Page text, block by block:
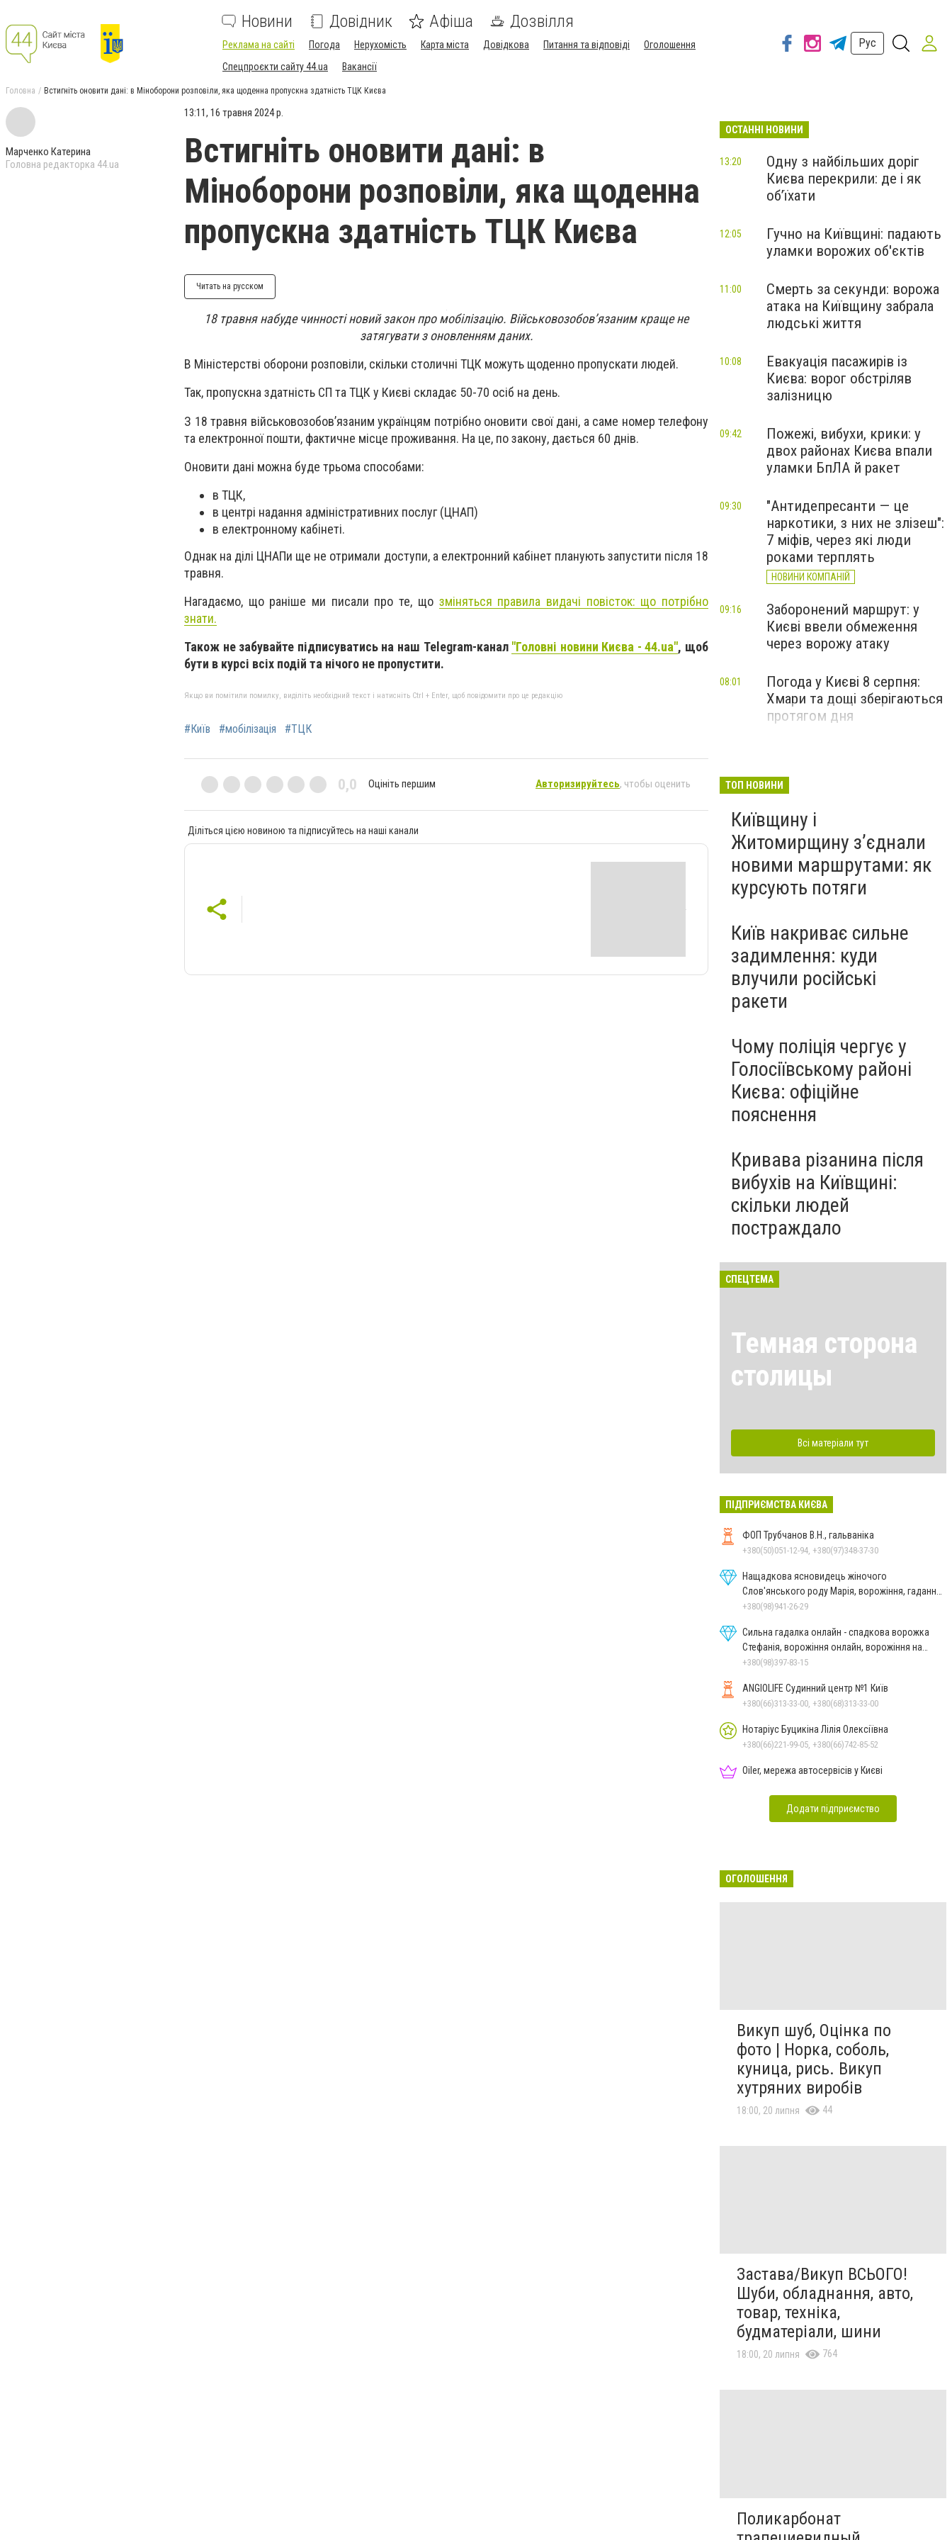
Новини Довідник Афіша Дозвілля
Реклама на сайті Погода Нерухомість Карта міста Довідкова Питання та відповіді
Оголошення
Спецпроєкти сайту 44.ua
Вакансії
Рус
Головна Встигніть оновити дані: в Міноборони розповіли, яка щоденна пропускна здатність ТЦК Києва
Марченко Катерина
Головна редакторка 44.ua
13:11, 16 травня 2024 р.
Встигніть оновити дані: в
Міноборони розповіли, яка щоденна
пропускна здатність ТЦК Києва
Читать на русском
18 травня набуде чинності новий закон про мобілізацію. Військовозобов’язаним краще не
затягувати з оновленням даних.
В Міністерстві оборони розповіли, скільки столичні ТЦК можуть щоденно пропускати людей.
Так, пропускна здатність СП та ТЦК у Києві складає 50-70 осіб на день.
З 18 травня військовозобов’язаним українцям потрібно оновити свої дані, а саме номер телефону
та електронної пошти, фактичне місце проживання. На це, по закону, дається 60 днів.
Оновити дані можна буде трьома способами:
в ТЦК,
в центрі надання адміністративних послуг (ЦНАП)
в електронному кабінеті.
Однак на ділі ЦНАПи ще не отримали доступи, а електронний кабінет планують запустити після 18
травня.
Нагадаємо, що раніше ми писали про те, що зміняться правила видачі повісток: що потрібно
знати.
Також не забувайте підписуватись на наш Telegram-канал "Головні новини Києва - 44.ua", щоб
бути в курсі всіх подій та нічого не пропустити.
Якщо ви помітили помилку, виділіть необхідний текст і натисніть Ctrl + Enter, щоб повідомити про це редакцію
#Київ #мобілізація #ТЦК
0,0 Оцініть першим Авторизируйтесь, чтобы оценить
Діліться цією новиною та підписуйтесь на наші канали
ОСТАННІ НОВИНИ
Одну з найбільших доріг
Києва перекрили: де і як
об’їхати
13:20
Гучно на Київщині: падають
уламки ворожих об'єктів
12:05
Смерть за секунди: ворожа
атака на Київщину забрала
людські життя
11:00
Евакуація пасажирів із
Києва: ворог обстріляв
залізницю
10:08
Пожежі, вибухи, крики: у
двох районах Києва впали
уламки БпЛА й ракет
09:42
"Антидепресанти — це
наркотики, з них не злізеш":
7 міфів, через які люди
роками терплять
НОВИНИ КОМПАНІЙ
09:30
Заборонений маршрут: у
Києві ввели обмеження
через ворожу атаку
09:16
Погода у Києві 8 серпня:
Хмари та дощі зберігаються
протягом дня
08:01
ТОП НОВИНИ
Київщину і
Житомирщину з’єднали
новими маршрутами: як
курсують потяги
Київ накриває сильне
задимлення: куди
влучили російські
ракети
Чому поліція чергує у
Голосіївському районі
Києва: офіційне
пояснення
Кривава різанина після
вибухів на Київщині:
скільки людей
постраждало
СПЕЦТЕМА
Темная сторона
столицы
Всі матеріали тут
ПІДПРИЄМСТВА КИЄВА
ФОП Трубчанов В.Н., гальваніка
+380(50)051-12-94, +380(97)348-37-30
Нащадкова ясновидець жіночого
Слов'янського роду Марія, ворожіння, гадання
онлайн, ворожіння Таро
+380(98)941-26-29
Сильна гадалка онлайн - спадкова ворожка
Стефанія, ворожіння онлайн, ворожіння на
картах Таро
+380(98)397-83-15
ANGIOLIFE Судинний центр №1 Київ
+380(66)313-33-00, +380(68)313-33-00
Нотаріус Буцикіна Лілія Олексіївна
+380(66)221-99-05, +380(66)742-85-52
Oiler, мережа автосервісів у Києві
Додати підприємство
ОГОЛОШЕННЯ
Викуп шуб, Оцінка по
фото | Норка, соболь,
куница, рись. Викуп
хутряних виробів
18:00, 20 липня 44
Застава/Викуп ВСЬОГО!
Шуби, обладнання, авто,
товар, техніка,
будматеріали, шини
18:00, 20 липня 764
Поликарбонат